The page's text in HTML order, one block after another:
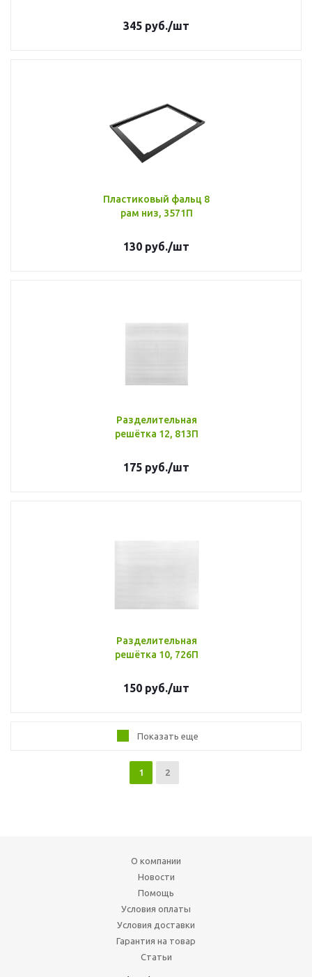
345 руб./шт
Пластиковый фальц 8
рам низ, 3571П
130 руб./шт
Разделительная
решётка 12, 813П
175 руб./шт
Разделительная
решётка 10, 726П
150 руб./шт
Показать еще
1 2
О компании
Новости
Помощь
Условия оплаты
Условия доставки
Гарантия на товар
Статьи